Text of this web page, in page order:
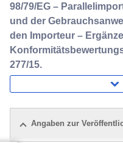
98/79/EG –
und der
den Importeur –
277/15.
Angaben zur